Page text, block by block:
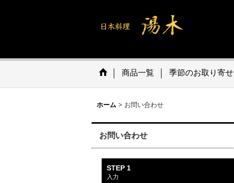
商品一覧 季節のお取り寄せ
ホーム > お問い合わせ
お問い合わせ
STEP 1
入力